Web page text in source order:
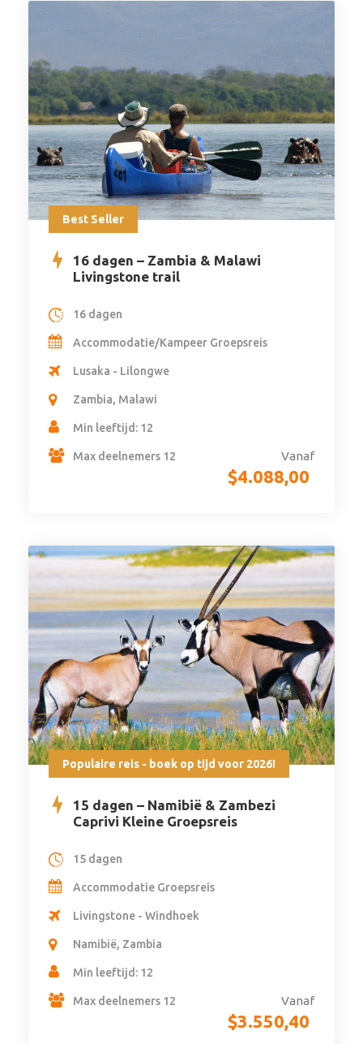
Best Seller
16 dagen – Zambia & Malawi
Livingstone trail
Vanaf
$4.088,00
16 dagen
Accommodatie/Kampeer Groepsreis
Lusaka - Lilongwe
Zambia, Malawi
Min leeftijd: 12
Max deelnemers 12
Populaire reis - boek op tijd voor 2026!
15 dagen – Namibië & Zambezi
Caprivi Kleine Groepsreis
Vanaf
$3.550,40
15 dagen
Accommodatie Groepsreis
Livingstone - Windhoek
Namibië, Zambia
Min leeftijd: 12
Max deelnemers 12